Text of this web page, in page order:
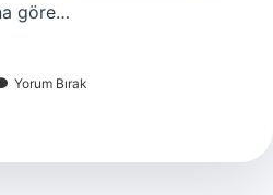
göre…
Yorum Bırak